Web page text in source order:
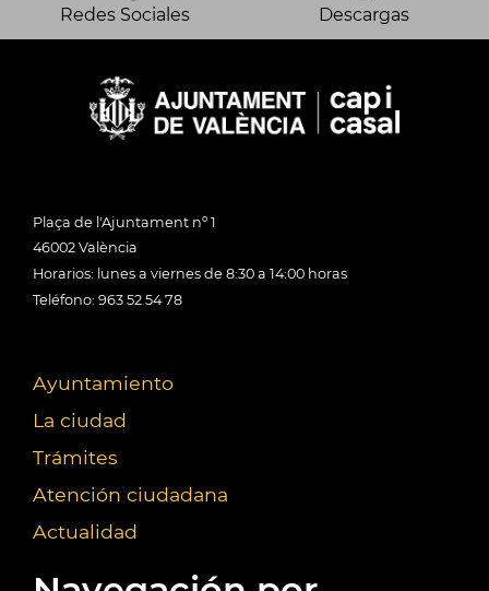
Redes Sociales Descargas
Plaça de l'Ajuntament nº 1
46002 València
Horarios: lunes a viernes de 8:30 a 14:00 horas
Teléfono: 963 52 54 78
Ayuntamiento
La ciudad
Trámites
Atención ciudadana
Actualidad